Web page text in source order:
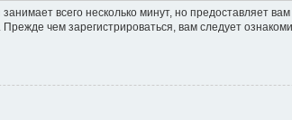
всего несколько минут, но предоставляет
чем зарегистрироваться, вам следует